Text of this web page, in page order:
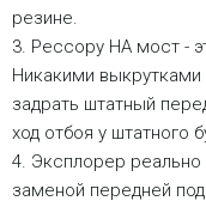
резине.
3. Рессору НА мост -
Никакими
задрать штатный
ход отбоя у штатного
4. Эксплорер реально
заменой передней